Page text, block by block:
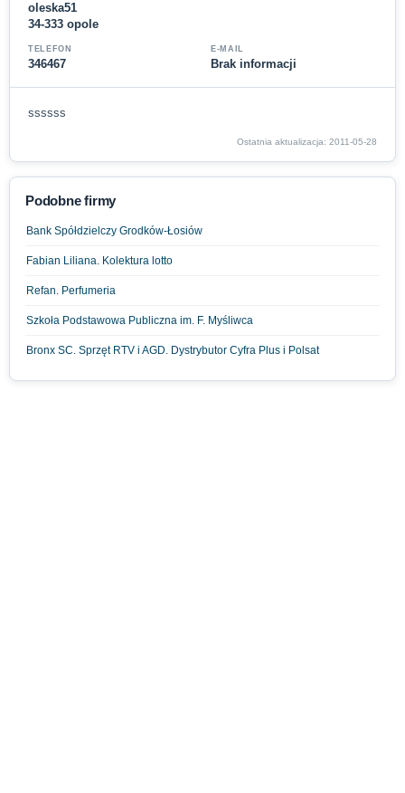
oleska51
34-333 opole
TELEFON
346467
E-MAIL
Brak informacji
ssssss
Ostatnia aktualizacja: 2011-05-28
Podobne firmy
Bank Spółdzielczy Grodków-Łosiów
Fabian Liliana. Kolektura lotto
Refan. Perfumeria
Szkoła Podstawowa Publiczna im. F. Myśliwca
Bronx SC. Sprzęt RTV i AGD. Dystrybutor Cyfra Plus i Polsat